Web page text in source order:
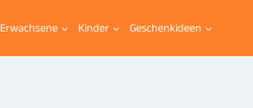
Erwachsene Kinder Geschenkideen